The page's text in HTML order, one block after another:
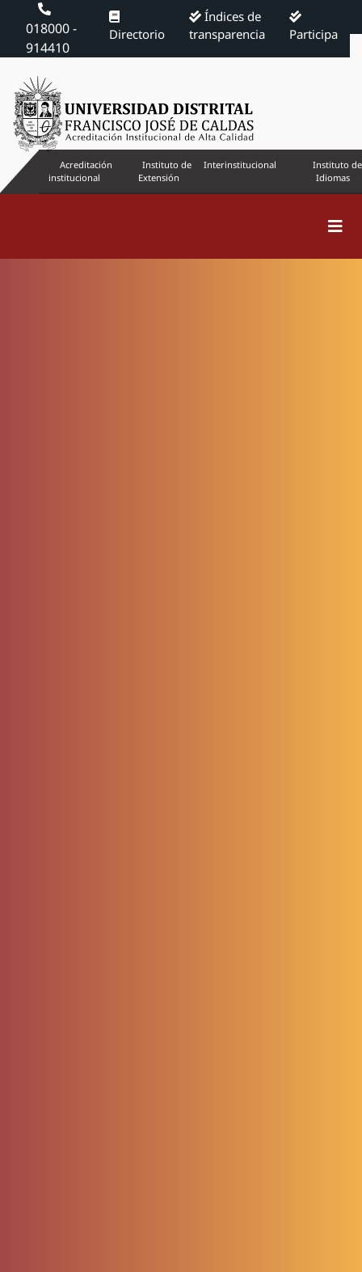
018000 -
914410
Directorio
Índices de
transparencia
Participa
Acreditación
institucional
Instituto de
Extensión
Interinstitucional
Instituto de
Idiomas